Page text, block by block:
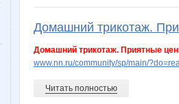
Домашний трикотаж.
Домашний трикотаж. Приятные
www.nn.ru/community/sp/main/
Читать полностью